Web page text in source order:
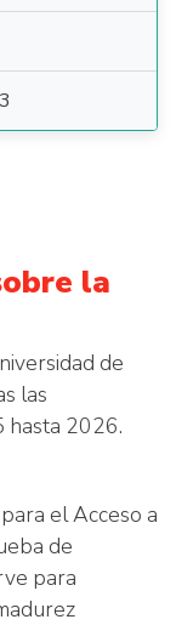
la
de
las
hasta 2026.
el Acceso a
de
para